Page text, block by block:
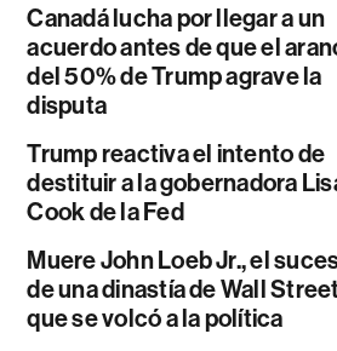
Canadá lucha por llegar a un
acuerdo antes de que el
del 50% de Trump agrave la
disputa
Trump reactiva el intento de
destituir a la gobernadora
Cook de la Fed
Muere John Loeb Jr., el
de una dinastía de Wall
que se volcó a la política